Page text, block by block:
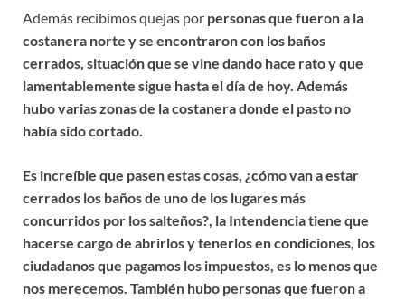
Además recibimos quejas por personas que fueron a la
costanera norte y se encontraron con los baños
cerrados, situación que se vine dando hace rato y que
lamentablemente sigue hasta el día de hoy. Además
hubo varias zonas de la costanera donde el pasto no
había sido cortado.
Es increíble que pasen estas cosas, ¿cómo van a estar
cerrados los baños de uno de los lugares más
concurridos por los salteños?, la Intendencia tiene que
hacerse cargo de abrirlos y tenerlos en condiciones, los
ciudadanos que pagamos los impuestos, es lo menos que
nos merecemos. También hubo personas que fueron a